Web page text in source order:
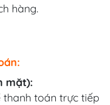
hàng.
mặt):
toán trực tiếp